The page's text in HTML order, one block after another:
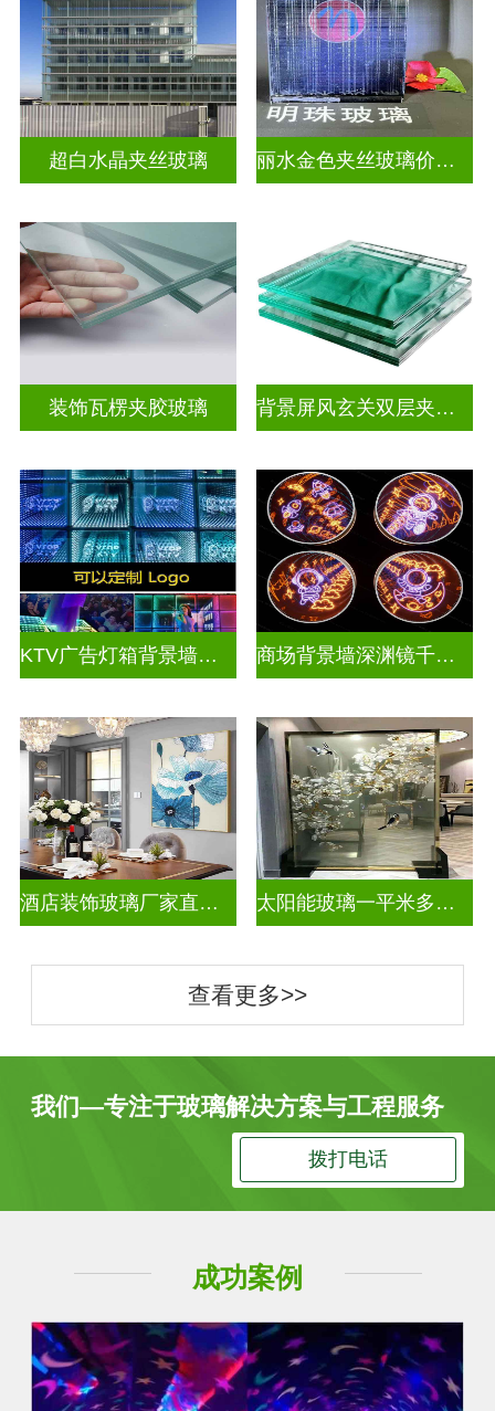
超白水晶夹丝玻璃 丽水金色夹丝玻璃价钱表
装饰瓦楞夹胶玻璃 背景屏风玄关双层夹娟玻璃
KTV广告灯箱背景墙定制做千层镜 商场背景墙深渊镜千层镜
酒店装饰玻璃厂家直销批发 太阳能玻璃一平米多少钱
查看更多>>
我们—专注于玻璃解决方案与工程服务
拨打电话
成功案例